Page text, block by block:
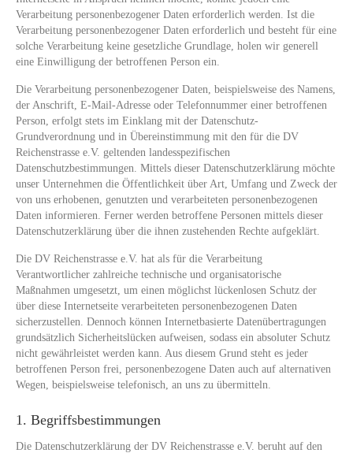
Verarbeitung personenbezogener Daten erforderlich werden. Ist die
Verarbeitung personenbezogener Daten erforderlich und besteht für eine
solche Verarbeitung keine gesetzliche Grundlage, holen wir generell
eine Einwilligung der betroffenen Person ein.
Die Verarbeitung personenbezogener Daten, beispielsweise des Namens,
der Anschrift, E-Mail-Adresse oder Telefonnummer einer betroffenen
Person, erfolgt stets im Einklang mit der Datenschutz-
Grundverordnung und in Übereinstimmung mit den für die DV
Reichenstrasse e.V. geltenden landesspezifischen
Datenschutzbestimmungen. Mittels dieser Datenschutzerklärung möchte
unser Unternehmen die Öffentlichkeit über Art, Umfang und Zweck der
von uns erhobenen, genutzten und verarbeiteten personenbezogenen
Daten informieren. Ferner werden betroffene Personen mittels dieser
Datenschutzerklärung über die ihnen zustehenden Rechte aufgeklärt.
Die DV Reichenstrasse e.V. hat als für die Verarbeitung
Verantwortlicher zahlreiche technische und organisatorische
Maßnahmen umgesetzt, um einen möglichst lückenlosen Schutz der
über diese Internetseite verarbeiteten personenbezogenen Daten
sicherzustellen. Dennoch können Internetbasierte Datenübertragungen
grundsätzlich Sicherheitslücken aufweisen, sodass ein absoluter Schutz
nicht gewährleistet werden kann. Aus diesem Grund steht es jeder
betroffenen Person frei, personenbezogene Daten auch auf alternativen
Wegen, beispielsweise telefonisch, an uns zu übermitteln.
1. Begriffsbestimmungen
Die Datenschutzerklärung der DV Reichenstrasse e.V. beruht auf den